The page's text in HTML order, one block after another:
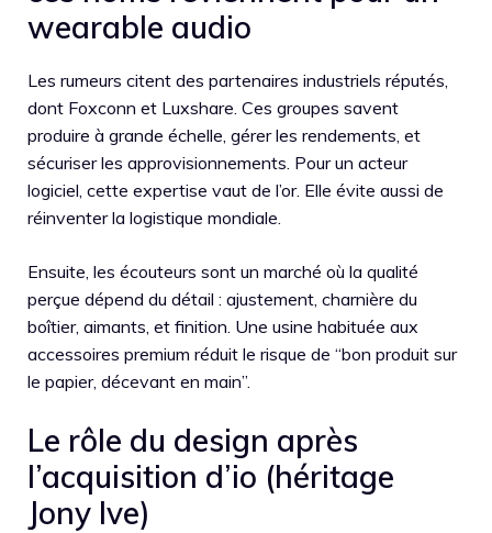
wearable audio
Les rumeurs citent des partenaires industriels réputés,
dont Foxconn et Luxshare. Ces groupes savent
produire à grande échelle, gérer les rendements, et
sécuriser les approvisionnements. Pour un acteur
logiciel, cette expertise vaut de l’or. Elle évite aussi de
réinventer la logistique mondiale.
Ensuite, les écouteurs sont un marché où la qualité
perçue dépend du détail : ajustement, charnière du
boîtier, aimants, et finition. Une usine habituée aux
accessoires premium réduit le risque de “bon produit sur
le papier, décevant en main”.
Le rôle du design après
l’acquisition d’io (héritage
Jony Ive)